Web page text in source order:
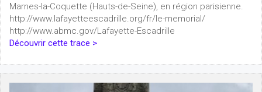
Marnes-la-Coquette (Hauts-de-Seine), en région parisienne.
http://www.lafayetteescadrille.org/fr/le-memorial/
http://www.abmc.gov/Lafayette-Escadrille
Découvrir cette trace >